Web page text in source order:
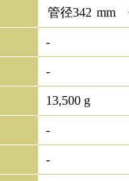
管径342 mm
-
-
13,500 g
-
-